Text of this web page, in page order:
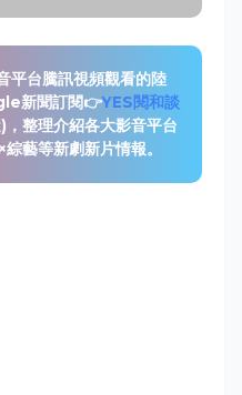
平台騰訊視頻觀看的陸
新聞訂閱👉YES閱和談
整理介紹各大影音平台
藝等新劇新片情報。